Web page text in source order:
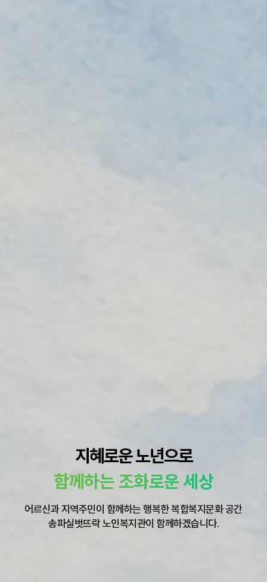
지혜로운 노년으로
함께하는 조화로운 세상
어르신과 지역주민이 함께하는 행복한 복합복지문화 공간
송파실벗뜨락 노인복지관이 함께하겠습니다.